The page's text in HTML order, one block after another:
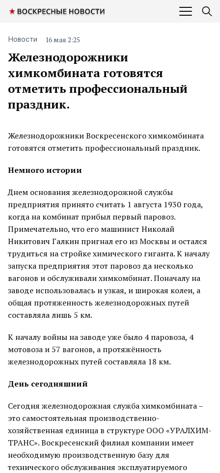
Железнодорожники
химкомбината готовятся
отметить профессиональный
праздник.
Новости 16 мая 2:25
Железнодорожники Воскресенского химкомбината
готовятся отметить профессиональный праздник.
Немного истории
Днем основания железнодорожной службы
предприятия принято считать 1 августа 1930 года,
когда на комбинат прибыл первый паровоз.
Примечательно, что его машинист Николай
Никитович Галкин пригнал его из Москвы и остался
трудиться на стройке химического гиганта. К началу
запуска предприятия этот паровоз да несколько
вагонов и обслуживали химкомбинат. Поначалу на
заводе использовалась и узкая, и широкая колеи, а
общая протяженность железнодорожных путей
составляла лишь 5 км.
К началу войны на заводе уже было 4 паровоза, 4
мотовоза и 57 вагонов, а протяжённость
железнодорожных путей составляла 18 км.
День сегодняшний
Сегодня железнодорожная служба химкомбината –
это самостоятельная производственно-
хозяйственная единица в структуре ООО «УРАЛХИМ-
ТРАНС». Воскресенский филиал компании имеет
необходимую производственную базу для
технического обслуживания эксплуатируемого